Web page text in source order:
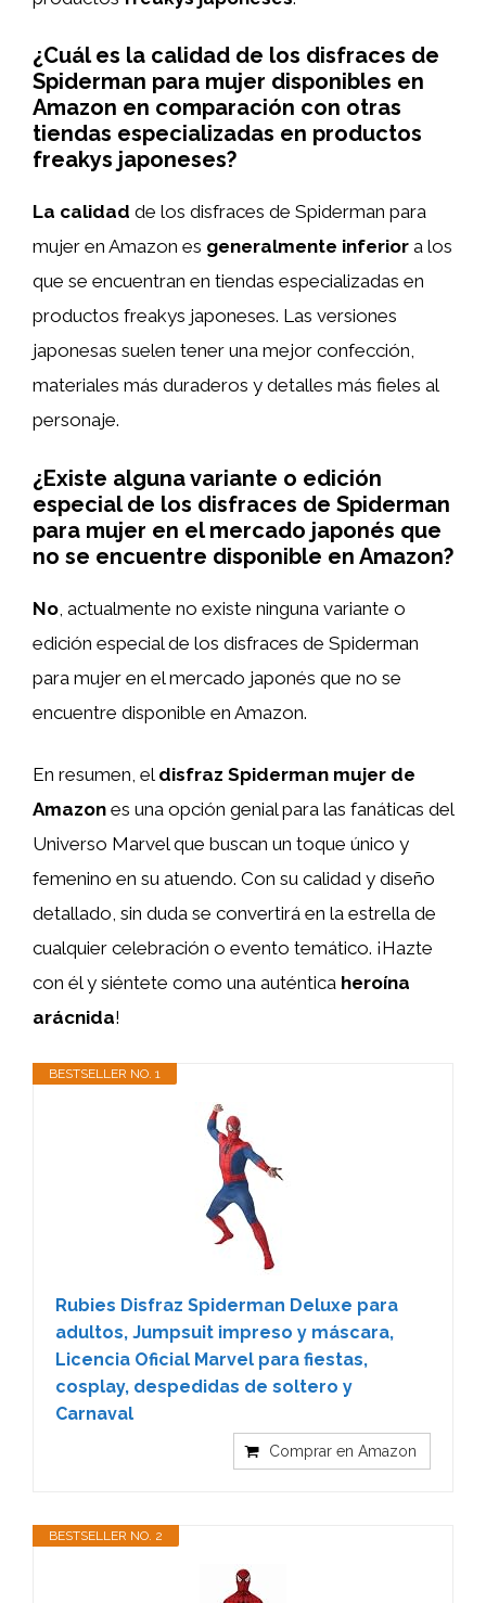
¿Cuál es la calidad de los disfraces de
Spiderman para mujer disponibles en
Amazon en comparación con otras
tiendas especializadas en productos
freakys japoneses?
La calidad de los disfraces de Spiderman para
mujer en Amazon es generalmente inferior a los
que se encuentran en tiendas especializadas en
productos freakys japoneses. Las versiones
japonesas suelen tener una mejor confección,
materiales más duraderos y detalles más fieles al
personaje.
¿Existe alguna variante o edición
especial de los disfraces de Spiderman
para mujer en el mercado japonés que
no se encuentre disponible en Amazon?
No , actualmente no existe ninguna variante o
edición especial de los disfraces de Spiderman
para mujer en el mercado japonés que no se
encuentre disponible en Amazon.
En resumen, el disfraz Spiderman mujer de
Amazon es una opción genial para las fanáticas del
Universo Marvel que buscan un toque único y
femenino en su atuendo. Con su calidad y diseño
detallado, sin duda se convertirá en la estrella de
cualquier celebración o evento temático. ¡Hazte
con él y siéntete como una auténtica heroína
arácnida!
BESTSELLER NO. 1
Rubies Disfraz Spiderman Deluxe para
adultos, Jumpsuit impreso y máscara,
Licencia Oficial Marvel para fiestas,
cosplay, despedidas de soltero y
Carnaval
Comprar en Amazon
BESTSELLER NO. 2